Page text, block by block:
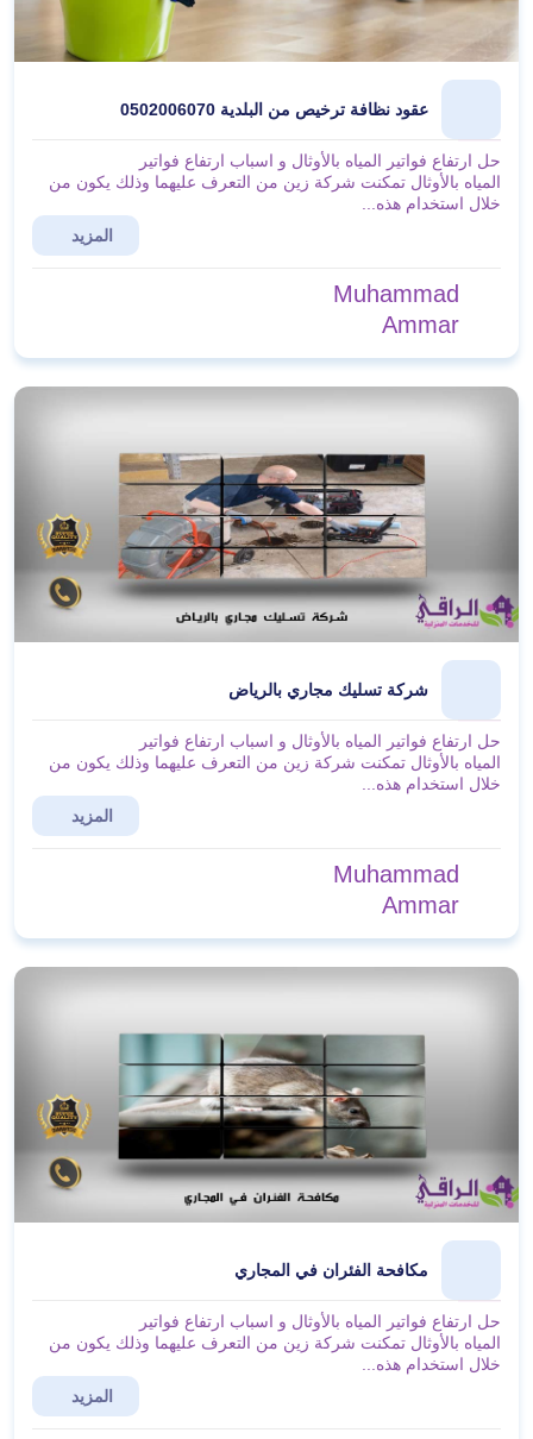
عقود نظافة ترخيص من البلدية 0502006070
حل ارتفاع فواتير المياه بالأوثال و اسباب ارتفاع فواتير
المياه بالأوثال تمكنت شركة زين من التعرف عليهما وذلك يكون من
خلال استخدام هذه...
المزيد
Muhammad
Ammar
شركة تسليك مجاري بالرياض
حل ارتفاع فواتير المياه بالأوثال و اسباب ارتفاع فواتير
المياه بالأوثال تمكنت شركة زين من التعرف عليهما وذلك يكون من
خلال استخدام هذه...
المزيد
Muhammad
Ammar
مكافحة الفئران في المجاري
حل ارتفاع فواتير المياه بالأوثال و اسباب ارتفاع فواتير
المياه بالأوثال تمكنت شركة زين من التعرف عليهما وذلك يكون من
خلال استخدام هذه...
المزيد